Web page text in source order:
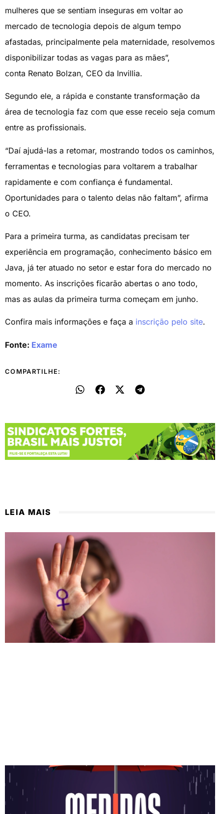
mulheres que se sentiam inseguras em voltar ao
mercado de tecnologia depois de algum tempo
afastadas, principalmente pela maternidade, resolvemos
disponibilizar todas as vagas para as mães”,
conta Renato Bolzan, CEO da Invillia.
Segundo ele, a rápida e constante transformação da
área de tecnologia faz com que esse receio seja comum
entre as profissionais.
“Daí ajudá-las a retomar, mostrando todos os caminhos,
ferramentas e tecnologias para voltarem a trabalhar
rapidamente e com confiança é fundamental.
Oportunidades para o talento delas não faltam”, afirma
o CEO.
Para a primeira turma, as candidatas precisam ter
experiência em programação, conhecimento básico em
Java, já ter atuado no setor e estar fora do mercado no
momento. As inscrições ficarão abertas o ano todo,
mas as aulas da primeira turma começam em junho.
Confira mais informações e faça a inscrição pelo site.
Fonte: Exame
COMPARTILHE:
LEIA MAIS